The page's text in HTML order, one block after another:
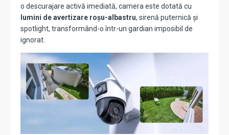
o descurajare activă imediată, camera este dotată cu
lumini de avertizare roșu-albastru, sirenă puternică și
spotlight, transformând-o într-un gardian imposibil de
ignorat.